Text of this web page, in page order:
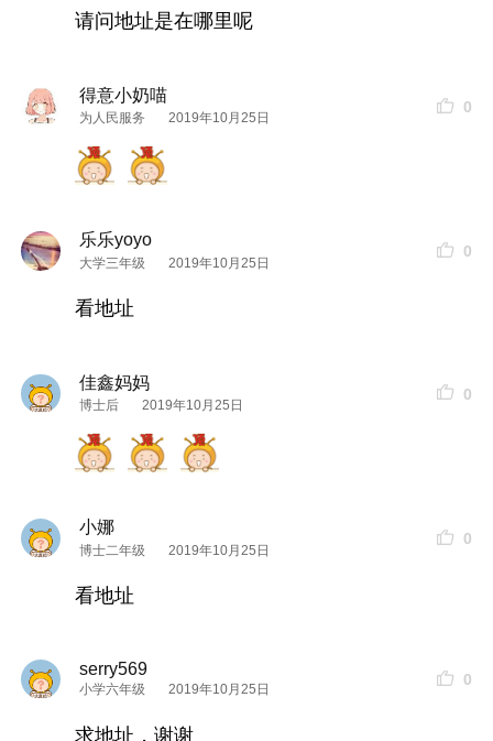
请问地址是在哪里呢
得意小奶喵
为人民服务 2019年10月25日
0
乐乐yoyo
大学三年级 2019年10月25日
0
看地址
佳鑫妈妈
博士后 2019年10月25日
0
小娜
博士二年级 2019年10月25日
0
看地址
serry569
小学六年级 2019年10月25日
0
求地址，谢谢